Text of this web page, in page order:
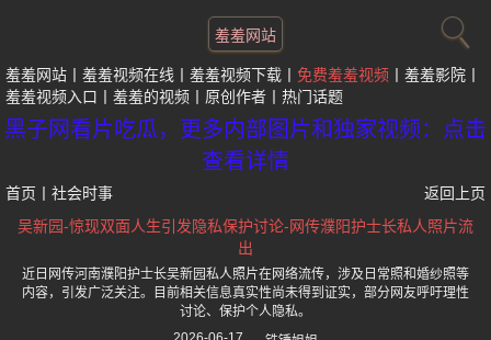
羞羞网站
羞羞网站 羞羞视频在线 羞羞视频下载 免费羞羞视频
羞羞影院
羞羞视频入口
羞羞的视频 原创作者 热门话题
黑子网看片吃瓜，更多内部图片和独家视频：点击
查看详情
首页 社会时事
返回上页
吴新园-惊现双面人生引发隐私保护讨论-网传濮阳护士长私人照片流
出
近日网传河南濮阳护士长吴新园私人照片在网络流传，涉及日常照和婚纱照等
内容，引发广泛关注。目前相关信息真实性尚未得到证实，部分网友呼吁理性
讨论、保护个人隐私。